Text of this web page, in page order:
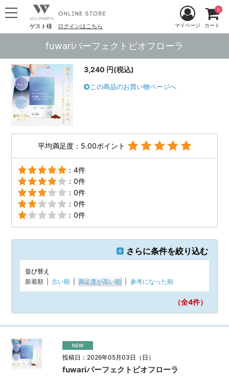
ゲスト様 ログインはこちら マイページ カート
0
fuwariパーフェクトビオフローラ
3,240 円(税込)
この商品のお買い物ページへ
平均満足度：5.00ポイント
：4件
：0件
：0件
：0件
：0件
さらに条件を絞り込む
並び替え
新着順
古い順 満足度が高い順 参考になった順
（全4件）
投稿日：2026年05月03日（日）
fuwariパーフェクトビオフローラ